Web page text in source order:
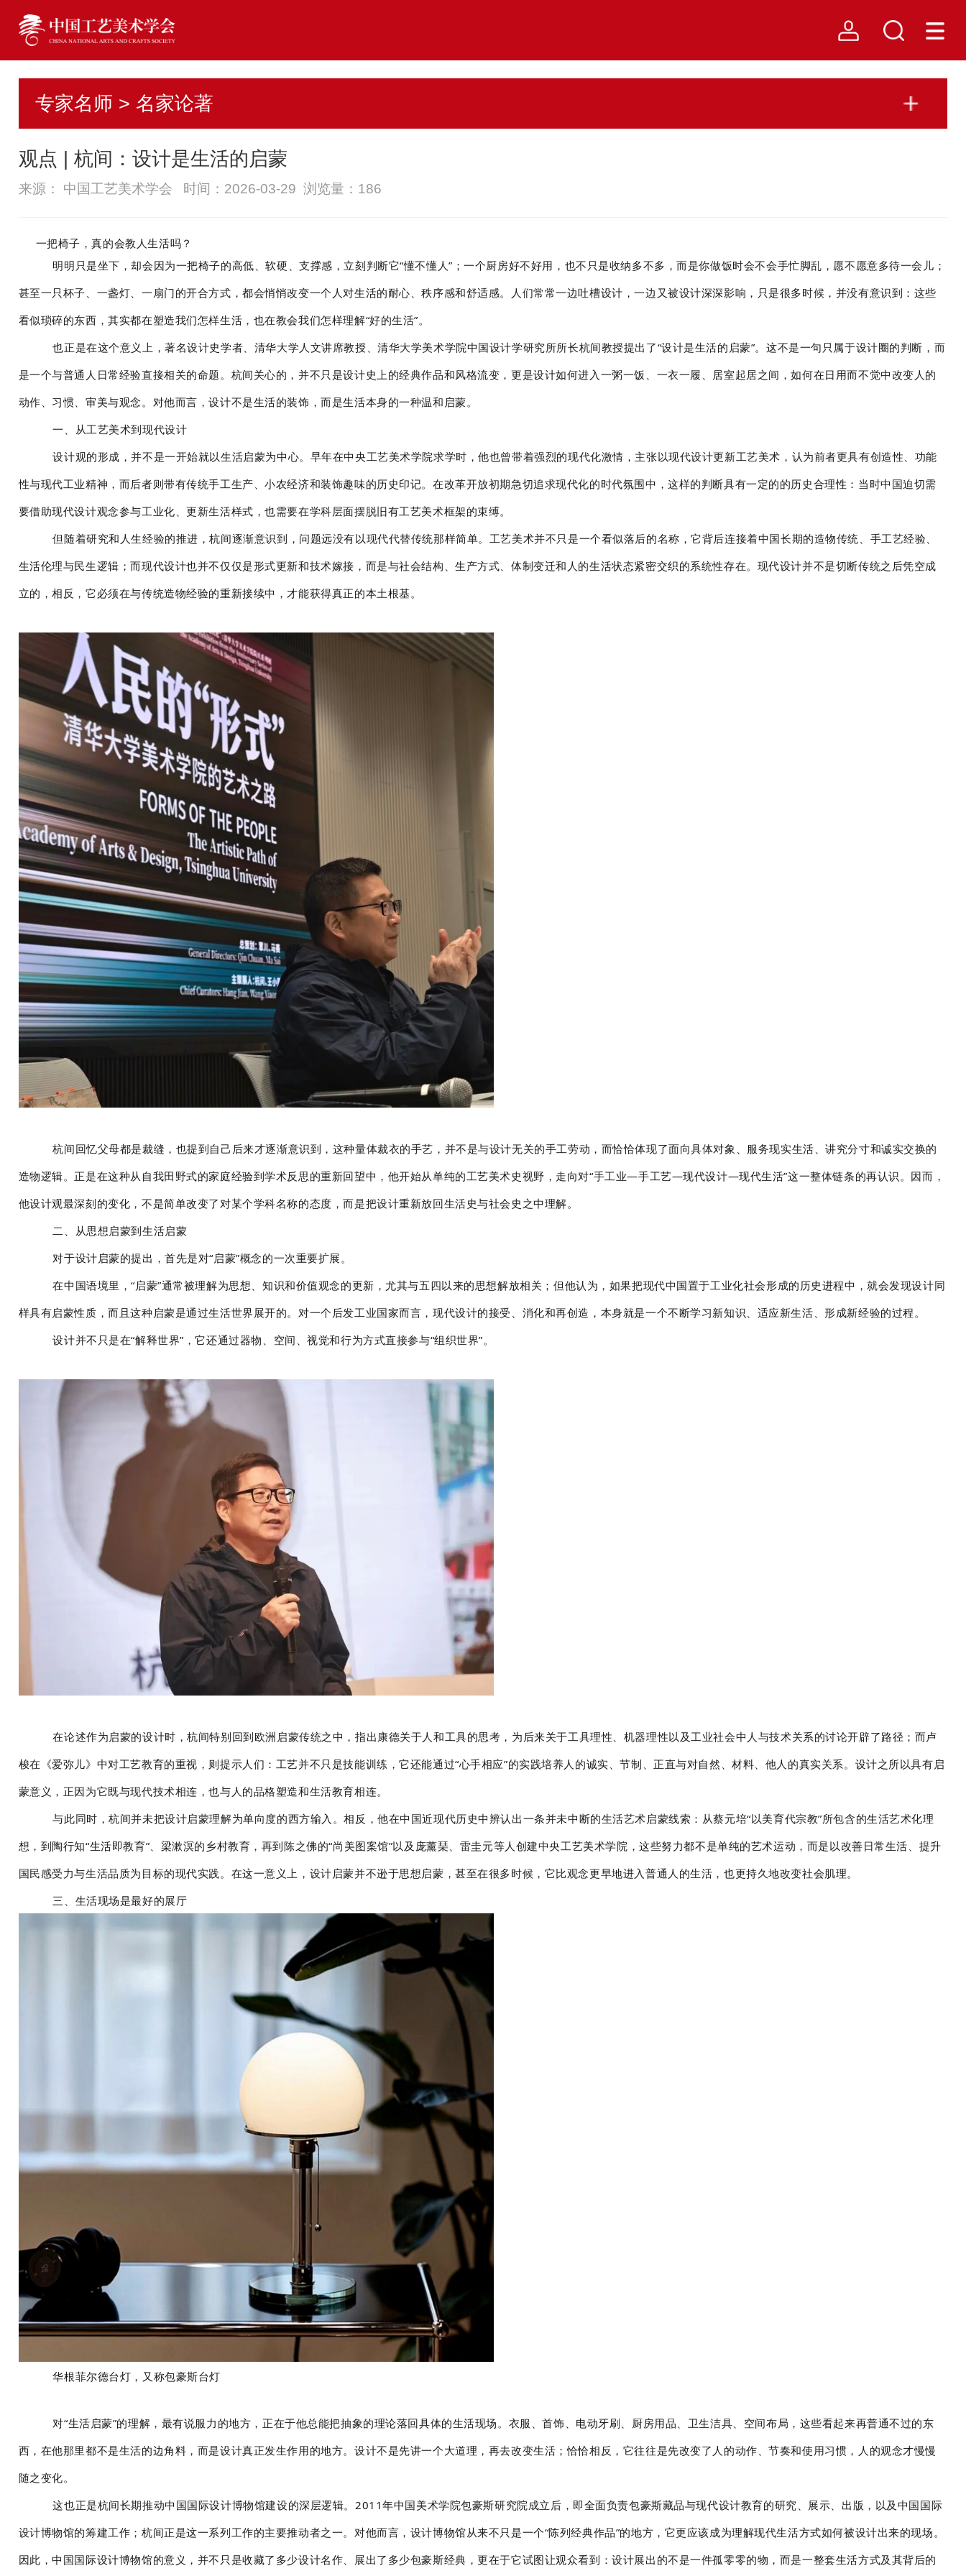
专家名师 > 名家论著
观点 | 杭间：设计是生活的启蒙
来源： 中国工艺美术学会 时间：2026-03-29 浏览量： 186
一把椅子，真的会教人生活吗？
明明只是坐下，却会因为一把椅子的高低、软硬、支撑感，立刻判断它“懂不懂人”；一个厨房好不好用，也不只是收纳多不多，而是你做饭时会不会手忙脚乱，愿不愿意多待一会儿；
甚至一只杯子、一盏灯、一扇门的开合方式，都会悄悄改变一个人对生活的耐心、秩序感和舒适感。人们常常一边吐槽设计，一边又被设计深深影响，只是很多时候，并没有意识到：这些
看似琐碎的东西，其实都在塑造我们怎样生活，也在教会我们怎样理解“好的生活”。
也正是在这个意义上，著名设计史学者、清华大学人文讲席教授、清华大学美术学院中国设计学研究所所长杭间教授提出了“设计是生活的启蒙”。这不是一句只属于设计圈的判断，而
是一个与普通人日常经验直接相关的命题。杭间关心的，并不只是设计史上的经典作品和风格流变，更是设计如何进入一粥一饭、一衣一履、居室起居之间，如何在日用而不觉中改变人的
动作、习惯、审美与观念。对他而言，设计不是生活的装饰，而是生活本身的一种温和启蒙。
一、从工艺美术到现代设计
设计观的形成，并不是一开始就以生活启蒙为中心。早年在中央工艺美术学院求学时，他也曾带着强烈的现代化激情，主张以现代设计更新工艺美术，认为前者更具有创造性、功能
性与现代工业精神，而后者则带有传统手工生产、小农经济和装饰趣味的历史印记。在改革开放初期急切追求现代化的时代氛围中，这样的判断具有一定的的历史合理性：当时中国迫切需
要借助现代设计观念参与工业化、更新生活样式，也需要在学科层面摆脱旧有工艺美术框架的束缚。
但随着研究和人生经验的推进，杭间逐渐意识到，问题远没有以现代代替传统那样简单。工艺美术并不只是一个看似落后的名称，它背后连接着中国长期的造物传统、手工艺经验、
生活伦理与民生逻辑；而现代设计也并不仅仅是形式更新和技术嫁接，而是与社会结构、生产方式、体制变迁和人的生活状态紧密交织的系统性存在。现代设计并不是切断传统之后凭空成
立的，相反，它必须在与传统造物经验的重新接续中，才能获得真正的本土根基。
杭间回忆父母都是裁缝，也提到自己后来才逐渐意识到，这种量体裁衣的手艺，并不是与设计无关的手工劳动，而恰恰体现了面向具体对象、服务现实生活、讲究分寸和诚实交换的
造物逻辑。正是在这种从自我田野式的家庭经验到学术反思的重新回望中，他开始从单纯的工艺美术史视野，走向对“手工业—手工艺—现代设计—现代生活”这一整体链条的再认识。因而，
他设计观最深刻的变化，不是简单改变了对某个学科名称的态度，而是把设计重新放回生活史与社会史之中理解。
二、从思想启蒙到生活启蒙
对于设计启蒙的提出，首先是对“启蒙”概念的一次重要扩展。
在中国语境里，“启蒙”通常被理解为思想、知识和价值观念的更新，尤其与五四以来的思想解放相关；但他认为，如果把现代中国置于工业化社会形成的历史进程中，就会发现设计同
样具有启蒙性质，而且这种启蒙是通过生活世界展开的。对一个后发工业国家而言，现代设计的接受、消化和再创造，本身就是一个不断学习新知识、适应新生活、形成新经验的过程。
设计并不只是在“解释世界”，它还通过器物、空间、视觉和行为方式直接参与“组织世界”。
在论述作为启蒙的设计时，杭间特别回到欧洲启蒙传统之中，指出康德关于人和工具的思考，为后来关于工具理性、机器理性以及工业社会中人与技术关系的讨论开辟了路径；而卢
梭在《爱弥儿》中对工艺教育的重视，则提示人们：工艺并不只是技能训练，它还能通过“心手相应”的实践培养人的诚实、节制、正直与对自然、材料、他人的真实关系。设计之所以具有启
蒙意义，正因为它既与现代技术相连，也与人的品格塑造和生活教育相连。
与此同时，杭间并未把设计启蒙理解为单向度的西方输入。相反，他在中国近现代历史中辨认出一条并未中断的生活艺术启蒙线索：从蔡元培“以美育代宗教”所包含的生活艺术化理
想，到陶行知“生活即教育”、梁漱溟的乡村教育，再到陈之佛的“尚美图案馆”以及庞薰琹、雷圭元等人创建中央工艺美术学院，这些努力都不是单纯的艺术运动，而是以改善日常生活、提升
国民感受力与生活品质为目标的现代实践。在这一意义上，设计启蒙并不逊于思想启蒙，甚至在很多时候，它比观念更早地进入普通人的生活，也更持久地改变社会肌理。
三、生活现场是最好的展厅
华根菲尔德台灯，又称包豪斯台灯
对“生活启蒙”的理解，最有说服力的地方，正在于他总能把抽象的理论落回具体的生活现场。衣服、首饰、电动牙刷、厨房用品、卫生洁具、空间布局，这些看起来再普通不过的东
西，在他那里都不是生活的边角料，而是设计真正发生作用的地方。设计不是先讲一个大道理，再去改变生活；恰恰相反，它往往是先改变了人的动作、节奏和使用习惯，人的观念才慢慢
随之变化。
这也正是杭间长期推动中国国际设计博物馆建设的深层逻辑。2011年中国美术学院包豪斯研究院成立后，即全面负责包豪斯藏品与现代设计教育的研究、展示、出版，以及中国国际
设计博物馆的筹建工作；杭间正是这一系列工作的主要推动者之一。对他而言，设计博物馆从来不只是一个“陈列经典作品”的地方，它更应该成为理解现代生活方式如何被设计出来的现场。
因此，中国国际设计博物馆的意义，并不只是收藏了多少设计名作、展出了多少包豪斯经典，更在于它试图让观众看到：设计展出的不是一件孤零零的物，而是一整套生活方式及其背后的